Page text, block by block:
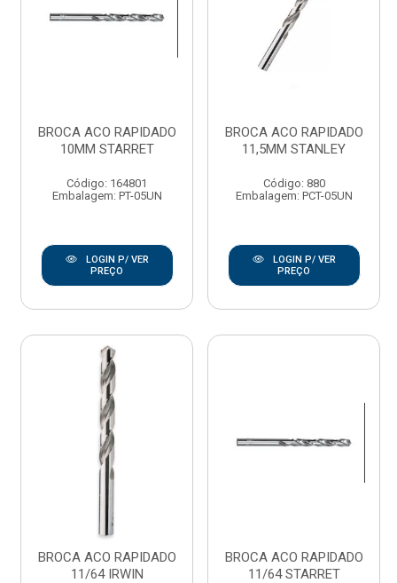
BROCA ACO RAPIDADO
10MM STARRET
Código: 164801
Embalagem: PT-05UN
LOGIN P/ VER
PREÇO
BROCA ACO RAPIDADO
11,5MM STANLEY
Código: 880
Embalagem: PCT-05UN
LOGIN P/ VER
PREÇO
BROCA ACO RAPIDADO
11/64 IRWIN
BROCA ACO RAPIDADO
11/64 STARRET